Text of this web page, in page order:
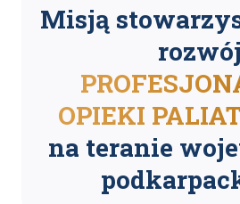
Misją
rozwój
OPIEKI
na teranie